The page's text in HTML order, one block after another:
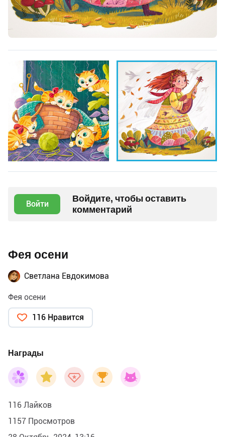
Войти
Войдите, чтобы оставить
комментарий
Фея осени
Светлана Евдокимова
Фея осени
116 Нравится
Награды
116 Лайков
1157 Просмотров